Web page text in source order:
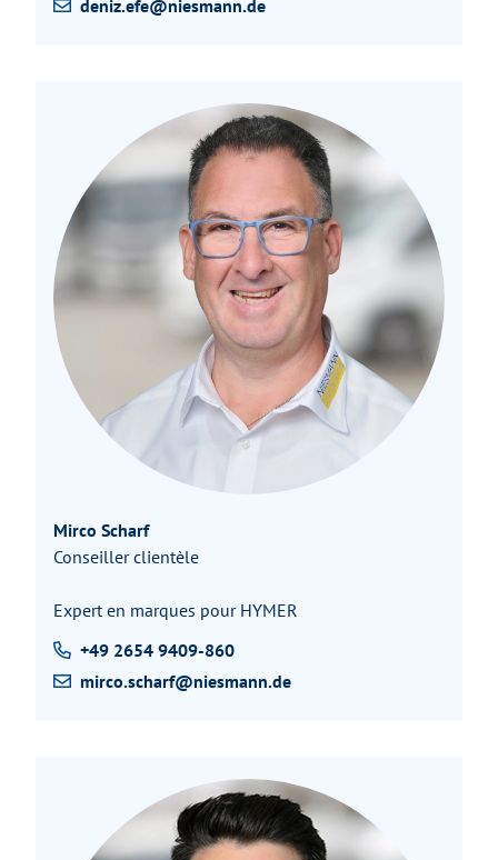
deniz.efe@niesmann.de
Mirco Scharf
Conseiller clientèle
Expert en marques pour HYMER
+49 2654 9409-860
mirco.scharf@niesmann.de